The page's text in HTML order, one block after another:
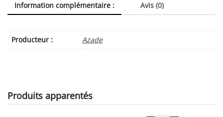
Information complémentaire : Avis (0)
Producteur : Azade
Produits apparentés